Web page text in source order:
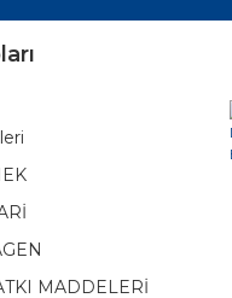
MADDELERİ